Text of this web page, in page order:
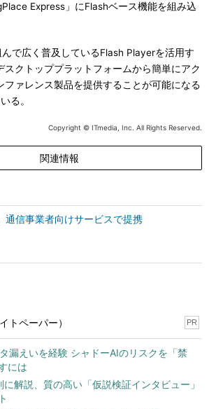
Express」にFlashベース機能を組み込
で広く普及しているFlash Playerを活用す
スクトッププラットフォームから簡単にアク
ファレンス製品を提供することが可能になる
る。
Copyright © ITmedia, Inc. All Rights Reserved.
関連情報
通信事業者向けサービスで提携
トペーパー） PR
漏えいを経験 シャドーAIのリスクを「禁
には
解説、質の高い「仮説検証インタビュー」